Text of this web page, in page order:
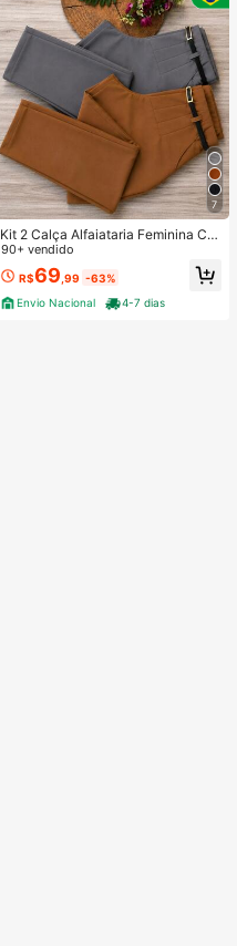
7
Kit 2 Calça Alfaiataria Feminina Co
m Cinto
90+ vendido
R$69 ,99 -63%
Envio Nacional
4-7 dias